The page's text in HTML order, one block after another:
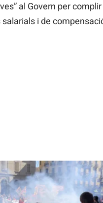
al Govern per
i de